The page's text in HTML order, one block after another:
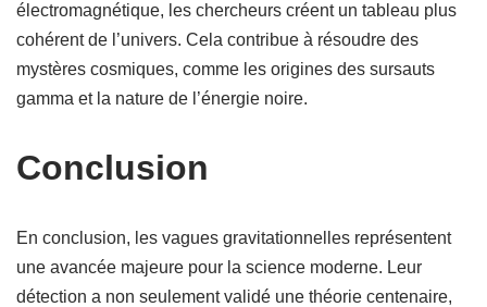
électromagnétique, les chercheurs créent un tableau plus
cohérent de l’univers. Cela contribue à résoudre des
mystères cosmiques, comme les origines des sursauts
gamma et la nature de l’énergie noire.
Conclusion
En conclusion, les vagues gravitationnelles représentent
une avancée majeure pour la science moderne. Leur
détection a non seulement validé une théorie centenaire,